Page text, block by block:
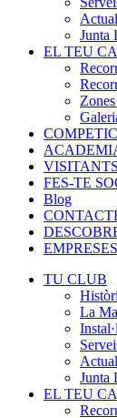
Junta
EL TEU
VISITANTS
FES-TE
Blog
TU CLUB
La
Junta
EL TEU